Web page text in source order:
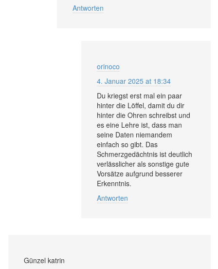
Antworten
orinoco
4. Januar 2025 at 18:34
Du kriegst erst mal ein paar
hinter die Löffel, damit du dir
hinter die Ohren schreibst und
es eine Lehre ist, dass man
seine Daten niemandem
einfach so gibt. Das
Schmerzgedächtnis ist deutlich
verlässlicher als sonstige gute
Vorsätze aufgrund besserer
Erkenntnis.
Antworten
Günzel katrin